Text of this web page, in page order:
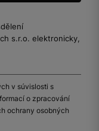
s.r.o. elektronicky,
v súvislosti s
o zpracování
ochrany osobných